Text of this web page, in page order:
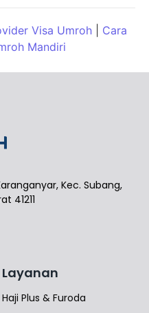
Visa Umroh
Cara
Mandiri
Kec. Subang,
41211
Layanan
Haji Plus & Furoda